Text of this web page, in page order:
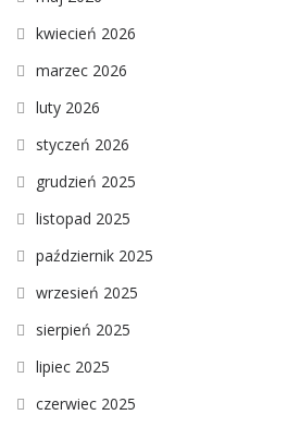
kwiecień 2026
marzec 2026
luty 2026
styczeń 2026
grudzień 2025
listopad 2025
październik 2025
wrzesień 2025
sierpień 2025
lipiec 2025
czerwiec 2025